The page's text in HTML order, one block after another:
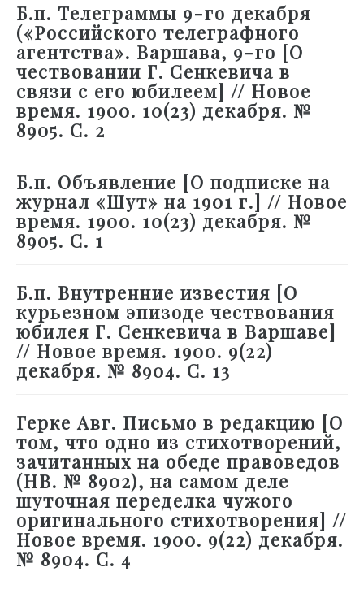
Б.п. Телеграммы 9-го декабря
(«Российского телеграфного
агентства». Варшава, 9-го [О
чествовании Г. Сенкевича в
связи с его юбилеем] // Новое
время. 1900. 10(23) декабря. №
8905. С. 2
Б.п. Объявление [О подписке на
журнал «Шут» на 1901 г.] // Новое
время. 1900. 10(23) декабря. №
8905. С. 1
Б.п. Внутренние известия [О
курьезном эпизоде чествования
юбилея Г. Сенкевича в Варшаве]
// Новое время. 1900. 9(22)
декабря. № 8904. С. 13
Герке Авг. Письмо в редакцию [О
том, что одно из стихотворений,
зачитанных на обеде правоведов
(НВ. № 8902), на самом деле
шуточная переделка чужого
оригинального стихотворения] //
Новое время. 1900. 9(22) декабря.
№ 8904. С. 4